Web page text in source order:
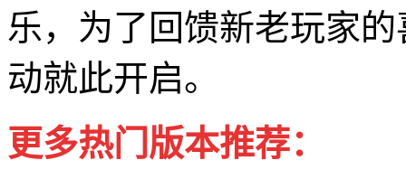
乐，为了回馈新老玩家
动就此开启。
更多热门版本推荐：